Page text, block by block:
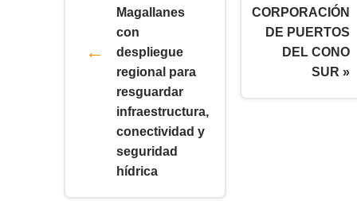
Magallanes
con
despliegue
regional para
resguardar
infraestructura,
conectividad y
seguridad
hídrica
CORPORACIÓN
DE PUERTOS
DEL CONO
SUR »